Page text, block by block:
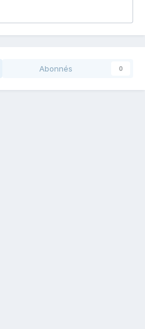
Abonnés 0